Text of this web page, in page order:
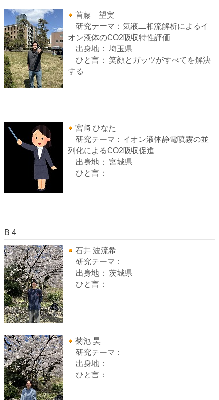
首藤 望実
研究テーマ：気液二相流解析によるイ
オン液体のCO2吸収特性評価
出身地： 埼玉県
ひと言： 笑顔とガッツがすべてを解決
する
宮﨑 ひなた
研究テーマ：イオン液体静電噴霧の並
列化によるCO2吸収促進
出身地： 宮城県
ひと言：
B 4
石井 波流希
研究テーマ：
出身地： 茨城県
ひと言：
菊池 昊
研究テーマ：
出身地：
ひと言：